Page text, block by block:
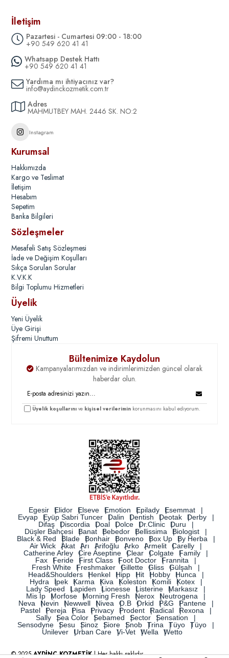
İletişim
Pazartesi - Cumartesi 09:00 - 18:00
+90 549 620 41 41
Whatsapp Destek Hattı
+90 549 620 41 41
Yardıma mı ihtiyacınız var?
info@aydinckozmetik.com.tr
Adres
MAHMUTBEY MAH. 2446 SK. NO:2
Instagram
Kurumsal
Hakkımızda
Kargo ve Teslimat
İletişim
Hesabım
Sepetim
Banka Bilgileri
Sözleşmeler
Mesafeli Satış Sözleşmesi
İade ve Değişim Koşulları
Sıkça Sorulan Sorular
K.V.K.K
Bilgi Toplumu Hizmetleri
Üyelik
Yeni Üyelik
Üye Girişi
Şifremi Unuttum
Bültenimize Kaydolun
Kampanyalarımızdan ve indirimlerimizden güncel olarak
haberdar olun.
Üyelik koşullarını ve kişisel verilerimin korunmasını kabul ediyorum.
Egesir Elidor Elseve Emotion Epilady
Esemmat
Evyap
Eyüp Sabri Tuncer Dalin Dentish Deotak
Derby
Difaş
Discordia Doal Dolce Dr.Clinic
Duru
Düşler Bahçesi
Banat Bebedor Bellissima
Biologist
Black & Red
Blade Bonhair Bonveno Box Up
By Herba
Air Wick
Akat Arı Arifoğlu Arko Armelit
Carelly
Catherine Arley
Cire Aseptine Clear Colgate
Family
Fax
Feride First Class Foot Doctor
Frannita
Fresh White
Freshmaker Gillette Gliss
Gülşah
Head&Shoulders
Henkel Hipp Hit Hobby
Hunca
Hydra
İpek Karma Kiva Koleston Komili
Kotex
Lady Speed
Lapiden Lionesse Listerine
Markasız
Mis İp
Morfose Morning Fresh Nerox
Neutrogena
Neva
Nevin Newwell Nivea O.B Orkid P&G
Pantene
Pastel
Pereja Pisa Privacy Prodent Radical
Rexona
Sally
Sea Color Sebamed Sector
Sensation
Sensodyne
Sesu Sinoz Siore Snob Trina Tüyo
Tüyo
Unilever
Urban Care Vi-Vet Wella Wetto
© 2025AYDİNÇ KOZMETİK| Her hakkı saklıdır.